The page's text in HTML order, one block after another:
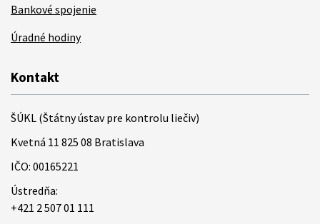
Bankové spojenie
Úradné hodiny
Kontakt
ŠÚKL (Štátny ústav pre kontrolu liečiv)
Kvetná 11 825 08 Bratislava
IČO: 00165221
Ústredňa:
+421 2 507 01 111